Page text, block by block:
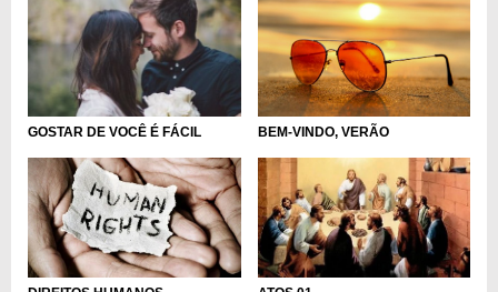
GOSTAR DE VOCÊ É FÁCIL BEM-VINDO, VERÃO